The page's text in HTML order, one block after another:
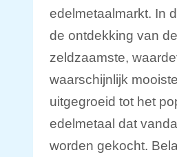
edelmetaalmarkt. In
de ontdekking van
zeldzaamste,
waarschijnlijk
uitgegroeid tot het
edelmetaal dat
worden gekocht.